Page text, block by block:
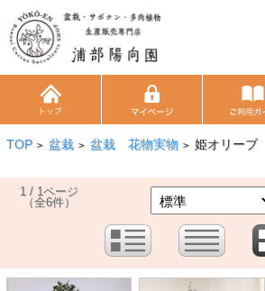
TOP > 盆栽 > 盆栽 花物実物 > 姫オリーブ
1 / 1ページ
（全6件）